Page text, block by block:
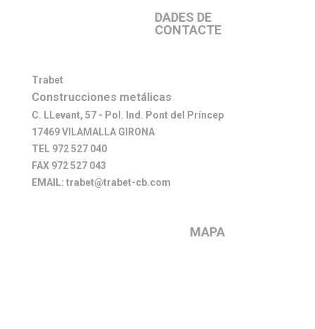
DADES DE
CONTACTE
Trabet
Construcciones metálicas
C. LLevant, 57 - Pol. Ind. Pont del Príncep
17469 VILAMALLA GIRONA
TEL 972 527 040
FAX 972 527 043
EMAIL: trabet@trabet-cb.com
MAPA